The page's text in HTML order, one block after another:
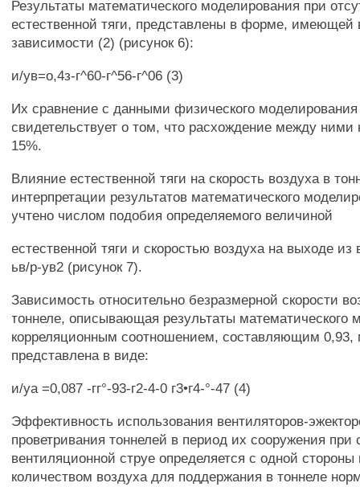
Результаты математического моделирования при
естественной тяги, представлены в форме, имеющей
зависимости (2) (рисунок 6):
и/ув=о,4з-г^60-г^56-г^06 (3)
Их сравнение с данными физического
свидетельствует о том, что расхождение между
15%.
Влияние естественной тяги на скорость воздуха в
интерпретации результатов математического
учтено числом подобия определяемого величиной
естественной тяги и скоростью воздуха на выходе из
ьв/р-ув2 (рисунок 7).
Зависимость относительно безразмерной скорости
тоннеле, описывающая результаты математического
корреляционным соотношением, составляющим 0,93,
представлена в виде:
и/уа =0,087 -гг°-93-г2-4-0 г3•г4-°-47 (4)
Эффективность использования вентиляторов-
проветривания тоннелей в период их сооружения при
вентиляционной струе определяется с одной
количеством воздуха для поддержания в тоннеле